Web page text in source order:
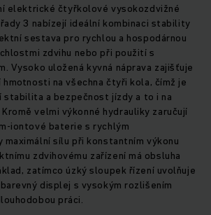
elektrické čtyřkolové vysokozdvižné
3 nabízejí ideální kombinaci stability
sestava pro rychlou a hospodárnou
zdvihu nebo při použití s
Vysoko uložená kyvná náprava zajišťuje
na všechna čtyři kola, čímž je
stabilita a bezpečnost jízdy a to i na
velmi výkonné hydrauliky zaručují
iontové baterie s rychlým
maximální sílu při konstantním výkonu
zdvihovému zařízení má obsluha
zatímco úzký sloupek řízení uvolňuje
displej s vysokým rozlišením
práci.